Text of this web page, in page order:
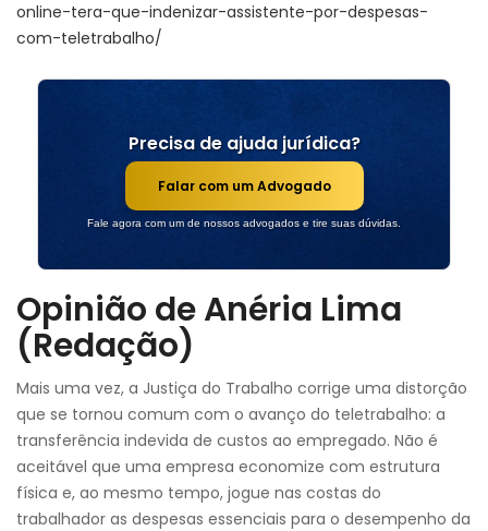
online-tera-que-indenizar-assistente-por-despesas-
com-teletrabalho/
Precisa de ajuda jurídica?
Falar com um Advogado
Fale agora com um de nossos advogados e tire suas dúvidas.
Opinião de Anéria Lima
(Redação)
Mais uma vez, a Justiça do Trabalho corrige uma distorção
que se tornou comum com o avanço do teletrabalho: a
transferência indevida de custos ao empregado. Não é
aceitável que uma empresa economize com estrutura
física e, ao mesmo tempo, jogue nas costas do
trabalhador as despesas essenciais para o desempenho da